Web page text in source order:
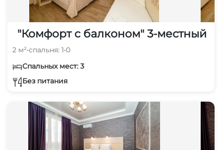
"Комфорт с балконом" 3-местный
2 м²•спальня: 1•0
Спальных мест: 3
Без питания